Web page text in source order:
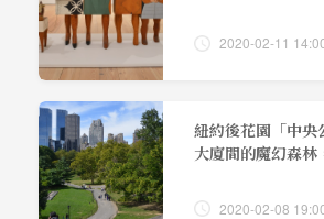
2020-02-11
紐約後花園「中央
大廈間的魔幻森
2020-02-08